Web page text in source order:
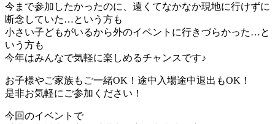
今まで参加したかったのに、遠くてなかなか現地に行けずに
断念していた…という方も
小さい子どもがいるから外のイベントに行きづらかった…と
いう方も
今年はみんなで気軽に楽しめるチャンスです♪
お子様やご家族もご一緒OK！途中入場途中退出もOK！
是非お気軽にご参加ください！
今回のイベントで